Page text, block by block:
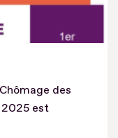
des
2025 est